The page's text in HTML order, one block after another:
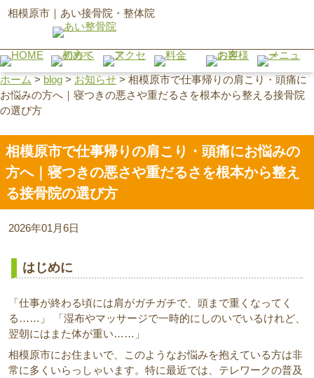
相模原市｜あい接骨院・整体院
ホーム > blog > お知らせ > 相模原市で仕事帰りの肩こり・頭痛に
お悩みの方へ｜寝つきの悪さや重だるさを根本から整える接骨院
の選び方
相模原市で仕事帰りの肩こり・頭痛にお悩みの
方へ｜寝つきの悪さや重だるさを根本から整え
る接骨院の選び方
2026年01月6日
はじめに
「仕事が終わる頃には肩がガチガチで、頭まで重くなってく
る……」 「湿布やマッサージで一時的にしのいでいるけれど、
翌朝にはまた体が重い……」
相模原市にお住まいで、このようなお悩みを抱えている方は非
常に多くいらっしゃいます。特に最近では、テレワークの普及